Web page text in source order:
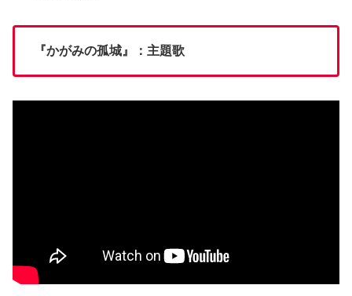
『かがみの孤城』：主題歌